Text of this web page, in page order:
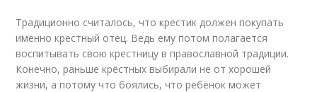
Традиционно считалось, что крестик должен покупать
именно крёстный отец. Ведь ему потом полагается
воспитывать свою крестницу в православной традиции.
Конечно, раньше крёстных выбирали не от хорошей
жизни, а потому что боялись, что ребёнок может